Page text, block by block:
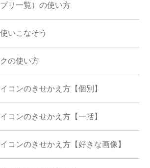
リ一覧）の使い方
いこなそう
の使い方
コンのきせかえ方【個別】
コンのきせかえ方【一括】
コンのきせかえ方【好きな画像】